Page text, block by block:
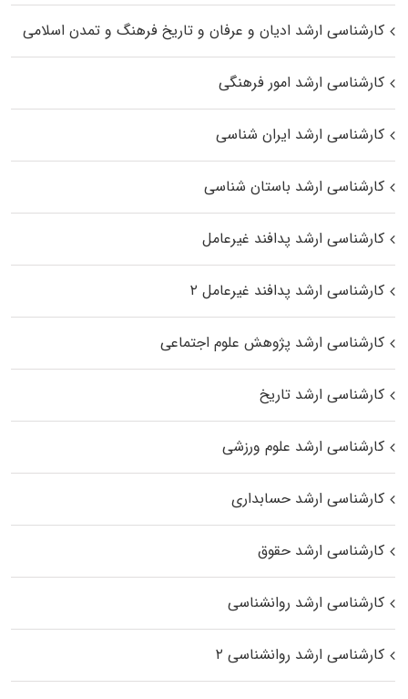
کارشناسی ارشد ادیان و عرفان و تاریخ فرهنگ و تمدن اسلامی
کارشناسی ارشد امور فرهنگی
کارشناسی ارشد ایران شناسی
کارشناسی ارشد باستان شناسی
کارشناسی ارشد پدافند غیرعامل
کارشناسی ارشد پدافند غیرعامل ۲
کارشناسی ارشد پژوهش علوم اجتماعی
کارشناسی ارشد تاریخ
کارشناسی ارشد علوم ورزشی
کارشناسی ارشد حسابداری
کارشناسی ارشد حقوق
کارشناسی ارشد روانشناسی
کارشناسی ارشد روانشناسی ۲